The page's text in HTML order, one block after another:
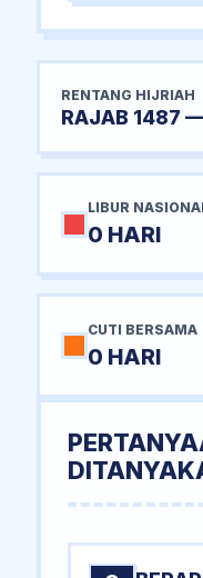
RENTANG HIJRIAH
RAJAB 1487
LIBUR
0 HARI
CUTI BERSAMA
0 HARI